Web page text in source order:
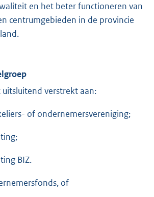
en het beter functioneren van
centrumgebieden in de provincie
verstrekt aan:
of ondernemersvereniging;
BIZ.
of